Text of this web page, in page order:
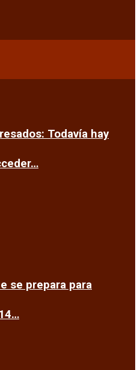
Todavía hay
se prepara para